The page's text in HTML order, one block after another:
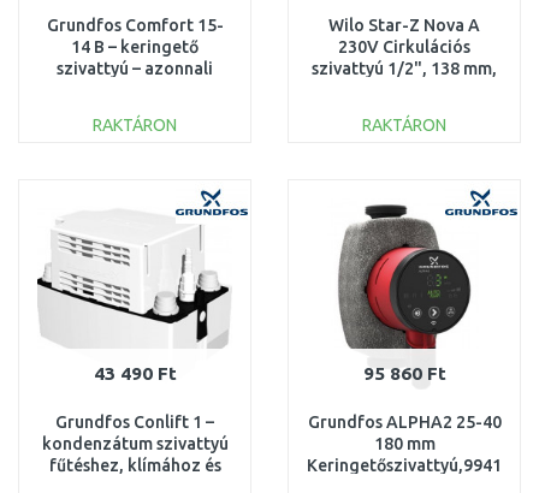
Grundfos Comfort 15-
14 B – keringető
szivattyú – azonnali
RAKTÁRON
Wilo Star-Z Nova A
230V Cirkulációs
szivattyú 1/2", 138 mm,
RAKTÁRON
43 490 Ft
Grundfos Conlift 1 –
kondenzátum szivattyú
fűtéshez, klímához és
95 860 Ft
Grundfos ALPHA2 25-40
180 mm
Keringetőszivattyú,99411165